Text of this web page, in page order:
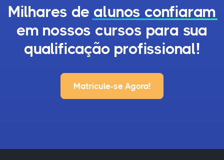
Milhares de alunos confiaram
em nossos cursos para sua
qualificação profissional!
Matricule-se Agora!